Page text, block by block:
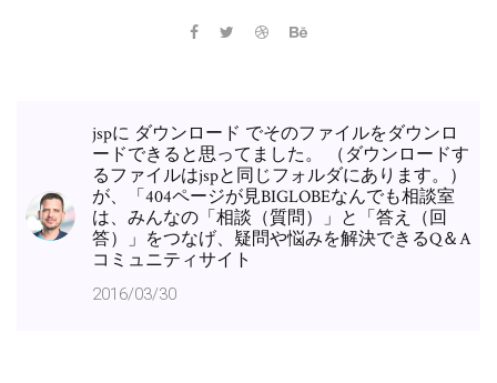
jspに ダウンロード でそのファイルをダウンロ
ードできると思ってました。 （ダウンロードす
るファイルはjspと同じフォルダにあります。）
が、「404ページが見BIGLOBEなんでも相談室
は、みんなの「相談（質問）」と「答え（回
答）」をつなげ、疑問や悩みを解決できるQ＆A
コミュニティサイト
2016/03/30